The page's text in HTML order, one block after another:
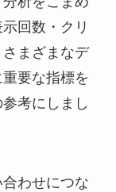
回数・クリ
まざまなデ
要な指標を
考にしまし
わせにつな